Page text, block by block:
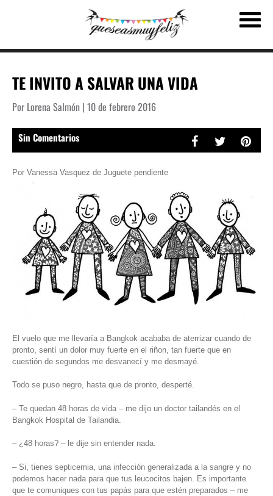
TE INVITO A SALVAR UNA VIDA
Por Lorena Salmón | 10 de febrero 2016
Sin Comentarios
Por Vanessa Vasquez de Juguete pendiente
El vuelo que me llevaría a Bangkok acababa de aterrizar cuando de
pronto, sentí un dolor muy fuerte en el riñon, tan fuerte que en
cuestión de segundos me desvanecí y me desmayé.
Todo se puso negro, hasta que de pronto, desperté.
– Te quedan 48 horas de vida – me dijo un doctor tailandés en el
Bangkok Hospital de Tailandia.
– ¿48 horas? – le dije sin entender nada.
– Si, tienes septicemia, una infección generalizada a la sangre y no
podemos hacer nada para que tus leucocitos bajen. Es importante
que te comuniques con tus papás para que estén preparados – me